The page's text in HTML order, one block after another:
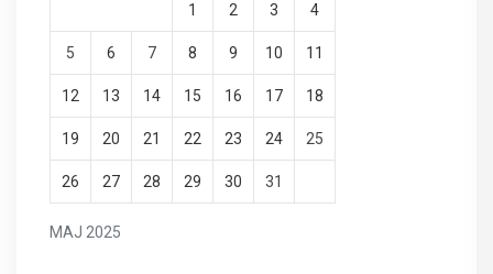
MAJ 2025
1 2 3 4
5 6 7 8 9 10 11
12 13 14 15 16 17 18
19 20 21 22 23 24 25
26 27 28 29 30 31